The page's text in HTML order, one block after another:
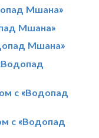
Мшана»
Мшана»
Мшана»
с «Водопад
с «Водопад